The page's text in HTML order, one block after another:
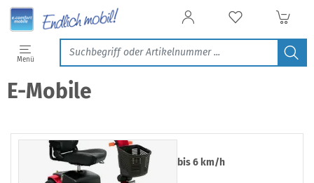
Menü
E-Mobile
bis 6 km/h
Filtern & Sortieren